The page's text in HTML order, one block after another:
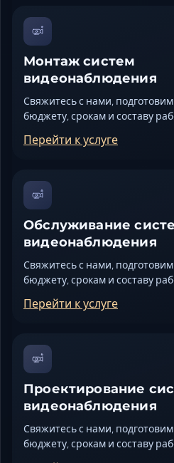
Монтаж систем
видеонаблюдения
Свяжитесь с нами,
бюджету, срокам и составу
Перейти к услуге
Обслуживание
видеонаблюдения
Свяжитесь с нами,
бюджету, срокам и составу
Перейти к услуге
Проектирование
видеонаблюдения
Свяжитесь с нами,
бюджету, срокам и составу